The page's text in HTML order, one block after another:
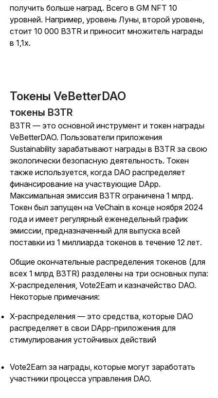
получить больше наград. Всего в GM NFT 10
уровней. Например, уровень Луны, второй уровень,
стоит 10 000 B3TR и приносит множитель награды
в 1,1x.
Токены VeBetterDAO
токены B3TR
B3TR — это основной инструмент и токен награды
VeBetterDAO. Пользователи приложения
Sustainability зарабатывают награды в B3TR за свою
экологически безопасную деятельность. Токен
также используется, когда DAO распределяет
финансирование на участвующие DApp.
Максимальная эмиссия B3TR ограничена 1 млрд.
Токен был запущен на VeChain в конце ноября 2024
года и имеет регулярный еженедельный график
эмиссии, предназначенный для выпуска всей
поставки из 1 миллиарда токенов в течение 12 лет.
Общие окончательные распределения токенов (для
всех 1 млрд B3TR) разделены на три основных пула:
X-распределения, Vote2Earn и казначейство DAO.
Некоторые примечания:
X-распределения — это средства, которые DAO
распределяет в свои DApp-приложения для
стимулирования устойчивых действий
Vote2Earn за награды, которые могут заработать
участники процесса управления DAO.